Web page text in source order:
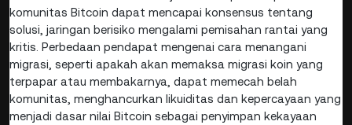
komunitas Bitcoin dapat mencapai konsensus tentang
solusi, jaringan berisiko mengalami pemisahan rantai yang
kritis. Perbedaan pendapat mengenai cara menangani
migrasi, seperti apakah akan memaksa migrasi koin yang
terpapar atau membakarnya, dapat memecah belah
komunitas, menghancurkan likuiditas dan kepercayaan yang
menjadi dasar nilai Bitcoin sebagai penyimpan kekayaan